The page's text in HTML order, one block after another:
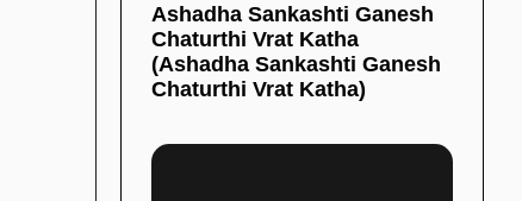
Ashadha Sankashti Ganesh
Chaturthi Vrat Katha
(Ashadha Sankashti Ganesh
Chaturthi Vrat Katha)